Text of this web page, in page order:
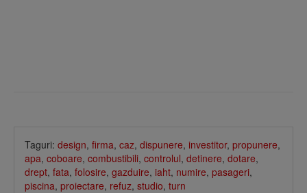
Taguri: design, firma, caz, dispunere, investitor, propunere,
apa, coboare, combustibili, controlul, detinere, dotare,
drept, fata, folosire, gazduire, iaht, numire, pasageri,
piscina, proiectare, refuz, studio, turn